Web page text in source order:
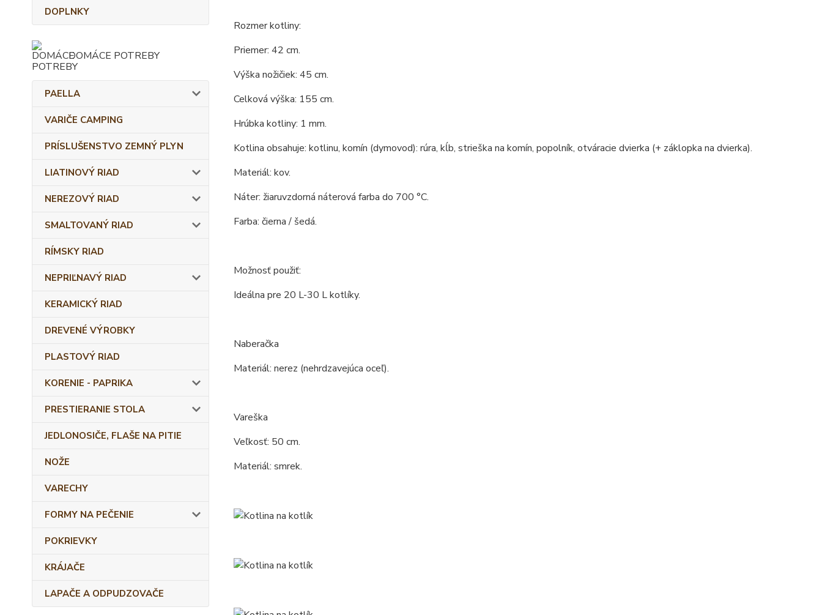
DOPLNKY
DOMÁCE POTREBY
PAELLA
VARIČE CAMPING
PRÍSLUŠENSTVO ZEMNÝ PLYN
LIATINOVÝ RIAD
NEREZOVÝ RIAD
SMALTOVANÝ RIAD
RÍMSKY RIAD
NEPRIĽNAVÝ RIAD
KERAMICKÝ RIAD
DREVENÉ VÝROBKY
PLASTOVÝ RIAD
KORENIE - PAPRIKA
PRESTIERANIE STOLA
JEDLONOSIČE, FLAŠE NA PITIE
NOŽE
VARECHY
FORMY NA PEČENIE
POKRIEVKY
KRÁJAČE
LAPAČE A ODPUDZOVAČE
Rozmer kotliny:
Priemer: 42 cm.
Výška nožičiek: 45 cm.
Celková výška: 155 cm.
Hrúbka kotliny: 1 mm.
Kotlina obsahuje: kotlinu, komín (dymovod): rúra, kĺb, strieška na komín, popolník, otváracie dvierka (+ záklopka na dvierka).
Materiál: kov.
Náter: žiaruvzdorná náterová farba do 700 °C.
Farba: čierna / šedá.
Možnosť použiť:
Ideálna pre 20 L-30 L kotlíky.
Naberačka
Materiál: nerez (nehrdzavejúca oceľ).
Vareška
Veľkosť: 50 cm.
Materiál: smrek.